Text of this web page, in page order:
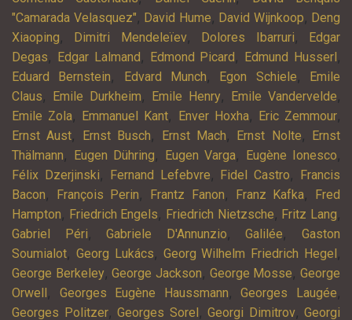
"Camarada Velasquez", David Hume, David Wijnkoop, Deng
Xiaoping, Dimitri Mendeleïev, Dolores Ibarruri,
Edgar
Degas, Edgar Lalmand , Edmond Picard , Edmund Husserl ,
Eduard Bernstein, Edvard Munch, Egon Schiele,
Emile
Claus, Emile Durkheim, Emile Henry, Emile Vandervelde,
Emile Zola, Emmanuel Kant, Enver Hoxha, Eric Zemmour,
Ernst Aust, Ernst Busch, Ernst Mach, Ernst Nolte,
Ernst
Thälmann, Eugen Dühring, Eugen Varga, Eugène Ionesco,
Félix Dzerjinski, Fernand Lefebvre, Fidel Castro,
Francis
Bacon, François Perin, Frantz Fanon, Franz Kafka,
Fred
Hampton, Friedrich Engels, Friedrich Nietzsche, Fritz Lang,
Gabriel Péri,Gabriele D'Annunzio,Galilée,Gaston
Soumialot, Georg Lukács, Georg Wilhelm Friedrich Hegel ,
George Berkeley,George Jackson, George Mosse,George
Orwell , Georges Eugène Haussmann,Georges Laugée,
Georges Politzer, Georges Sorel , Georgi Dimitrov, Georgi